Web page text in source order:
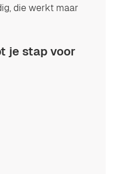
die werkt maar
je stap voor